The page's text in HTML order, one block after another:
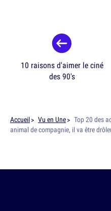
10 raisons d'aimer le ciné
des 90's
Accueil Vu en Une
Top 20 des
animal de compagnie, il va être